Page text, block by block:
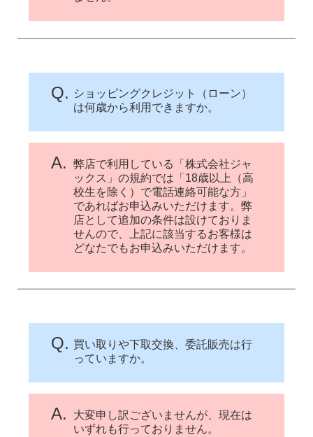
Q. ショッピングクレジット（ローン）
は何歳から利用できますか。
A.
弊店で利用している「株式会社ジャ
ックス」の規約では「18歳以上（高
校生を除く）で電話連絡可能な方」
であればお申込みいただけます。弊
店として追加の条件は設けておりま
せんので、上記に該当するお客様は
どなたでもお申込みいただけます。
Q. 買い取りや下取交換、委託販売は行
っていますか。
A.
大変申し訳ございませんが、現在は
いずれも行っておりません。